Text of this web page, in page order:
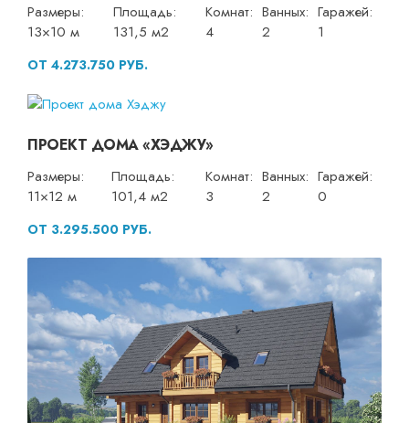
Размеры:
13×10 м
Площадь:
131,5 м2
Комнат:
4
Ванных:
2
Гаражей:
1
ОТ 4.273.750 РУБ.
ПРОЕКТ ДОМА «ХЭДЖУ»
Размеры:
11×12 м
Площадь:
101,4 м2
Комнат:
3
Ванных:
2
Гаражей:
0
ОТ 3.295.500 РУБ.